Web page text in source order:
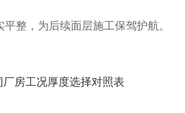
整，为后续面层施工保驾护航。
厂房工况厚度选择对照表